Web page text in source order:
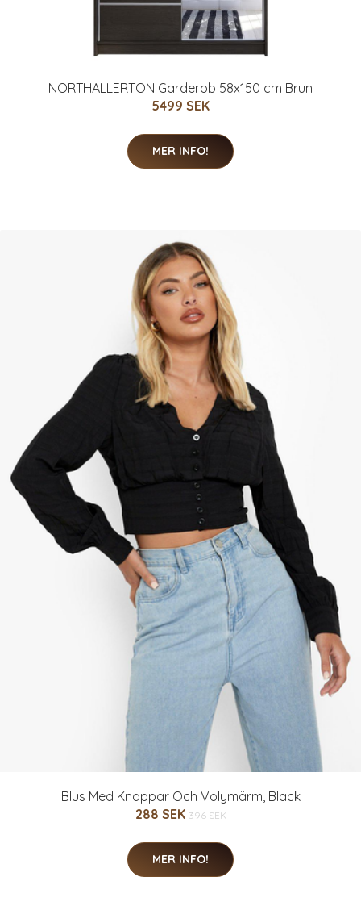
NORTHALLERTON Garderob 58x150 cm Brun
5499 SEK
MER INFO!
Blus Med Knappar Och Volymärm, Black
288 SEK 396 SEK
MER INFO!